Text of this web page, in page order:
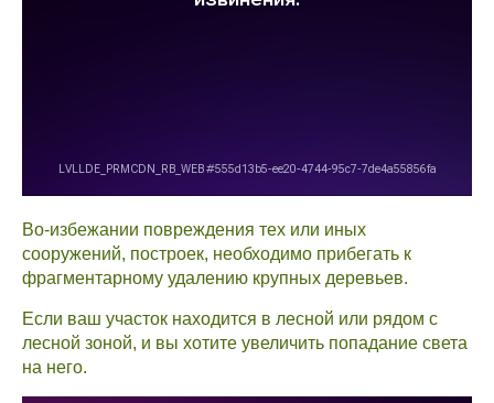
Во-избежании повреждения тех или иных
сооружений, построек, необходимо прибегать к
фрагментарному удалению крупных деревьев.
Если ваш участок находится в лесной или рядом с
лесной зоной, и вы хотите увеличить попадание света
на него.